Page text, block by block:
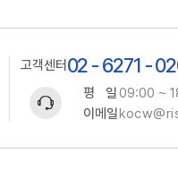
고객센터 02 - 6271 -
평 일09:00 ~
이메일